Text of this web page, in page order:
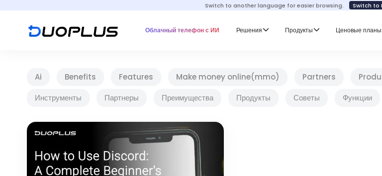
Switch to another language for easier browsing. Switch to
Облачный телефон с ИИ Решения Продукты Ценовые планы
Ai Benefits Features Make money online(mmo) Partners
Инструменты
Партнеры Преимущества Продукты Советы Функции